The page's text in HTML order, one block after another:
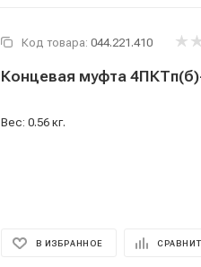
Код товара: 044.221.410
Концевая муфта
Вес: 0.56 кг.
В ИЗБРАННОЕ